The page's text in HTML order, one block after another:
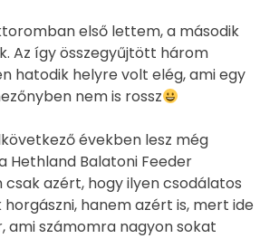
első lettem, a második
Az így összegyűjtött három
hatodik helyre volt elég, ami egy
nem is rossz
években lesz még
Hethland Balatoni Feeder
azért, hogy ilyen csodálatos
hanem azért is, mert ide
ami számomra nagyon sokat